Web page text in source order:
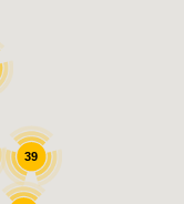
39